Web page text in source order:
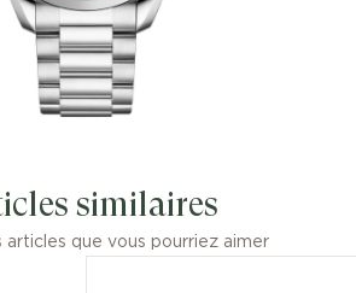
similaires
articles que vous pourriez aimer